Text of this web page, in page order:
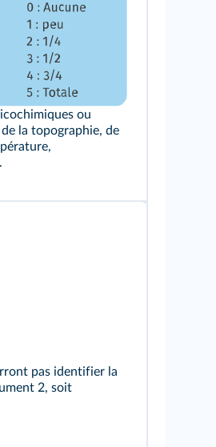
ou
la topographie, de
pas identifier la
2, soit